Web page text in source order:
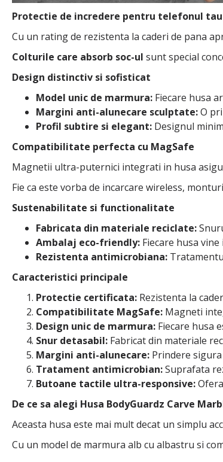
Protectie de incredere pentru telefonul tau
Cu un rating de rezistenta la caderi de pana
Colturile care absorb soc-ul sunt special
Design distinctiv si sofisticat
Model unic de marmura: Fiecare husa
Margini anti-alunecare sculptate:O
Profil subtire si elegant: Designul
Compatibilitate perfecta cu MagSafe
Magnetii ultra-puternici integrati in husa
Fie ca este vorba de incarcare wireless,
Sustenabilitate si functionalitate
Fabricata din materiale reciclate:
Ambalaj eco-friendly: Fiecare husa
Rezistenta antimicrobiana:
Caracteristici principale
Protectie certificata: Rezistenta la
Compatibilitate MagSafe: Magneti
Design unic de marmura: Fiecare husa
Snur detasabil: Fabricat din materiale
Margini anti-alunecare: Prindere
Tratament antimicrobian:Suprafata
Butoane tactile ultra-responsive:
De ce sa alegi Husa BodyGuardz Carve
Aceasta husa este mai mult decat un simplu
Cu un model de marmura alb cu albastru si